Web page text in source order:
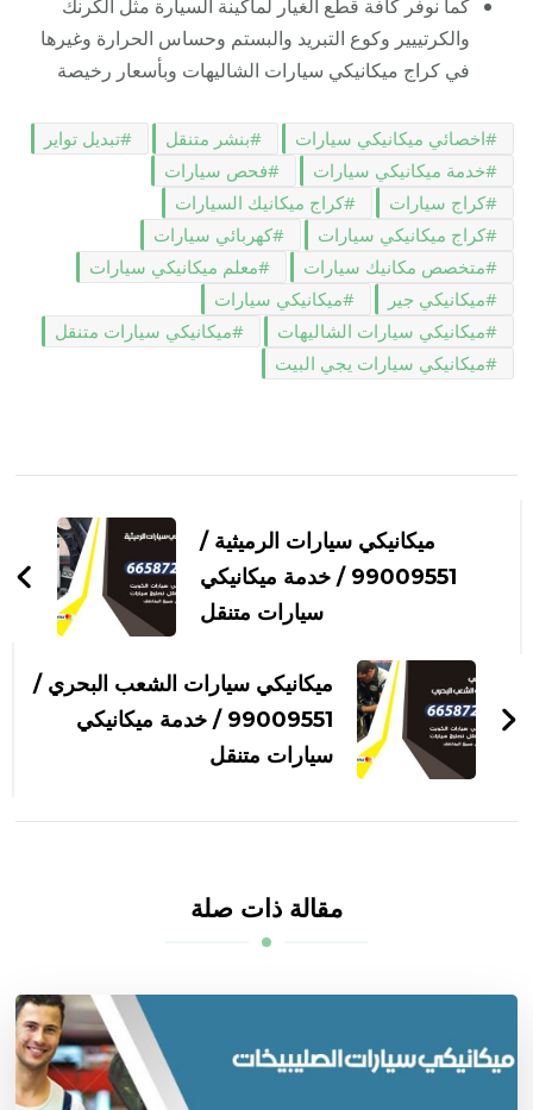
كما نوفر كافة قطع الغيار لماكينة السيارة مثل الكرنك
والكرتييير وكوع التبريد والبستم وحساس الحرارة وغيرها
في كراج ميكانيكي سيارات الشاليهات وبأسعار رخيصة
اخصائي ميكانيكي سيارات بنشر متنقل
تبديل تواير
خدمة ميكانيكي سيارات
فحص سيارات
كراج سيارات
كراج ميكانيك السيارات
كراج ميكانيكي سيارات
كهربائي سيارات
متخصص مكانيك سيارات
معلم ميكانيكي سيارات
ميكانيكي جير
ميكانيكي سيارات
ميكانيكي سيارات الشاليهات
ميكانيكي سيارات متنقل
ميكانيكي سيارات يجي البيت
التدوينات
ميكانيكي سيارات الرميثية /
99009551‬ / خدمة ميكانيكي
سيارات متنقل
ميكانيكي سيارات الشعب البحري /
99009551‬ / خدمة ميكانيكي
سيارات متنقل
مقالة ذات صلة